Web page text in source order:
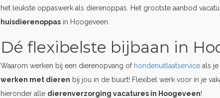
het leukste oppaswerk als dierenoppas. Het grootste aanbod
huisdierenoppas in Hoogeveen.
Dé flexibelste bijbaan in
Waarom werken bij een dierenopvang of hondenuitlaatservice als
werken met dieren bij jou in de buurt! Flexibel werk voor in je
hieronder alle dierenverzorging vacatures in Hoogeveen!